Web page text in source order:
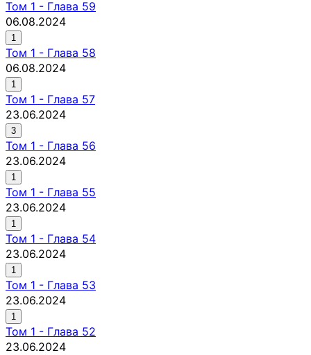
Том 1 - Глава 59
06.08.2024
1
Том 1 - Глава 58
06.08.2024
1
Том 1 - Глава 57
23.06.2024
3
Том 1 - Глава 56
23.06.2024
1
Том 1 - Глава 55
23.06.2024
1
Том 1 - Глава 54
23.06.2024
1
Том 1 - Глава 53
23.06.2024
1
Том 1 - Глава 52
23.06.2024